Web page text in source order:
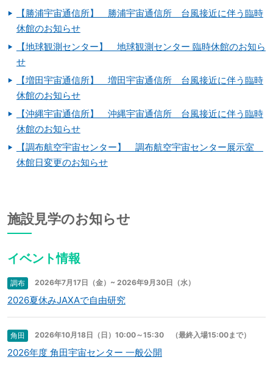
【勝浦宇宙通信所】 勝浦宇宙通信所 台風接近に伴う臨時
休館のお知らせ
【地球観測センター】 地球観測センター 臨時休館のお知ら
せ
【増田宇宙通信所】 増田宇宙通信所 台風接近に伴う臨時
休館のお知らせ
【沖縄宇宙通信所】 沖縄宇宙通信所 台風接近に伴う臨時
休館のお知らせ
【調布航空宇宙センター】 調布航空宇宙センター展示室
休館日変更のお知らせ
施設見学のお知らせ
イベント情報
調布 2026年7月17日（金）~ 2026年9月30日（水）
2026夏休みJAXAで自由研究
角田 2026年10月18日（日）10:00～15:30 （最終入場15:00まで）
2026年度 角田宇宙センター 一般公開